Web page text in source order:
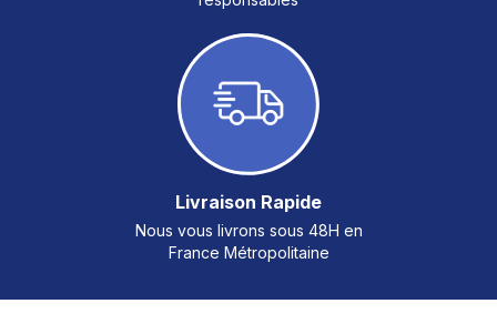
Livraison Rapide
Nous vous livrons sous 48H en
France Métropolitaine